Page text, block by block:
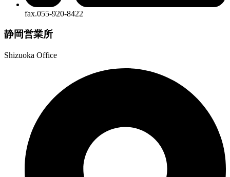
fax.055-920-8422
静岡営業所
Shizuoka Office